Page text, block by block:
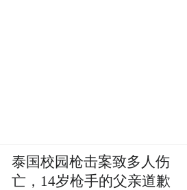
泰国校园枪击案致多人伤
亡，14岁枪手的父亲道歉